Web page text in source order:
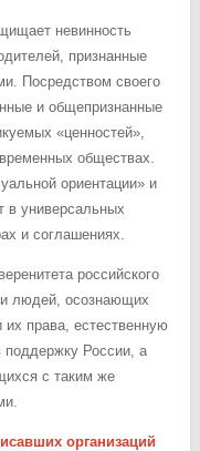
невинность
признанные
Посредством своего
и общепризнанные
«ценностей»,
обществах.
ориентации» и
в универсальных
и соглашениях.
российского
и людей, осознающих
их права, естественную
поддержку России, а
с таким же
организаций